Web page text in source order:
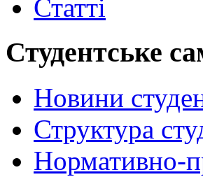
Статті
Студентське
Новини
Структура
Нормативно-